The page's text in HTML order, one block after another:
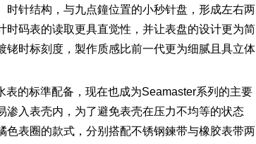
针结构，与九点鐘位置的小秒针盘，形成左右两
码表的读取更具直觉性，并让表盘的设计更为简
时标刻度，製作质感比前一代更为细腻且具立体
的标準配备，现在也成为Seamaster系列的主要
入表壳内，为了避免表壳在压力不均等的状态
表圈的款式，分别搭配不锈钢鍊带与橡胶表带两